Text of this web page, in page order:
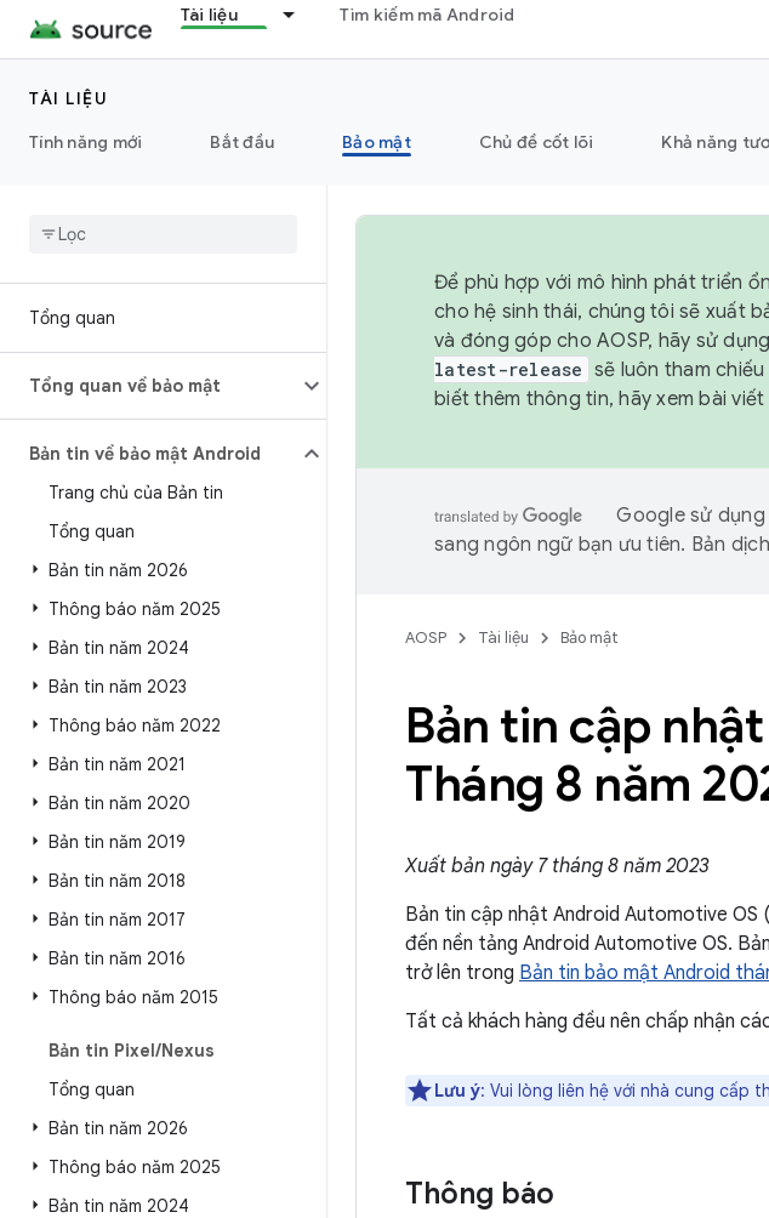
Tài liệu Tìm kiếm mã Android
TÀI LIỆU
Tính năng mới
Bắt đầu Bảo mật Chủ đề cốt lõi Khả năng
Tổng quan
Tổng quan về bảo mật
Bản tin về bảo mật Android
Trang chủ của Bản tin
Tổng quan
Bản tin năm 2026
Thông báo năm 2025
Bản tin năm 2024
Bản tin năm 2023
Thông báo năm 2022
Bản tin năm 2021
Bản tin năm 2020
Bản tin năm 2019
Bản tin năm 2018
Bản tin năm 2017
Bản tin năm 2016
Thông báo năm 2015
Bản tin Pixel/Nexus
Tổng quan
Bản tin năm 2026
Thông báo năm 2025
Bản tin năm 2024
Để phù hợp với mô hình phát triển
cho hệ sinh thái, chúng tôi sẽ xuất
và đóng góp cho AOSP, hãy sử dụng
latest-release sẽ luôn tham
biết thêm thông tin, hãy xem bài viết
Google sử
sang ngôn ngữ bạn ưu tiên. Bản
AOSP Tài liệu Bảo mật
Bản tin cập
Tháng 8 năm
Xuất bản ngày 7 tháng 8 năm 2023
Bản tin cập nhật Android Automotive
đến nền tảng Android Automotive OS.
trở lên trong Bản tin bảo mật Android
Tất cả khách hàng đều nên chấp nhận
Lưu ý: Vui lòng liên hệ với nhà cung cấp
Thông báo